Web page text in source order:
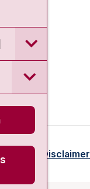
Disclaimer
open / sluit
open / sluit